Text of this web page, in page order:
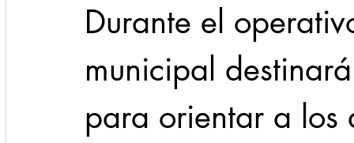
Durante el
municipal
para orientar a los